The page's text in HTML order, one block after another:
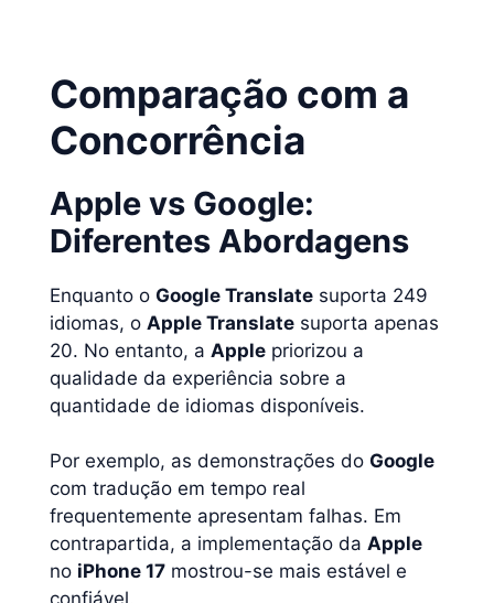
Comparação com a
Concorrência
Apple vs Google:
Diferentes Abordagens
Enquanto o Google Translate suporta 249
idiomas, o Apple Translate suporta apenas
20. No entanto, a Apple priorizou a
qualidade da experiência sobre a
quantidade de idiomas disponíveis.
Por exemplo, as demonstrações do Google
com tradução em tempo real
frequentemente apresentam falhas. Em
contrapartida, a implementação da Apple
no iPhone 17 mostrou-se mais estável e
confiável.